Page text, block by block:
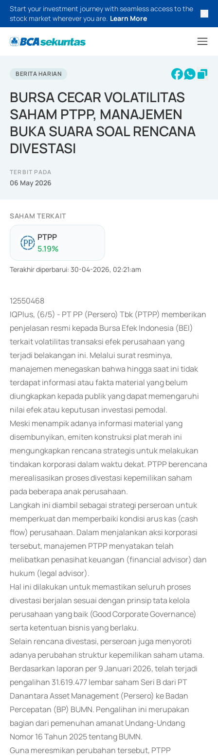
Start your investment journey with seamless access to the
stock market wherever you are. Learn More
BERITA HARIAN
BURSA CECAR VOLATILITAS
SAHAM PTPP, MANAJEMEN
BUKA SUARA SOAL RENCANA
DIVESTASI
TERBIT PADA
06 May 2026
SAHAM TERKAIT
PTPP
5.19%
Terakhir diperbarui: 30-04-2026, 02:21:am
12550468
IQPlus, (6/5) - PT PP (Persero) Tbk (PTPP) memberikan
penjelasan resmi kepada Bursa Efek Indonesia (BEI)
terkait volatilitas transaksi efek perusahaan yang
terjadi belakangan ini. Melalui surat resminya,
manajemen menegaskan bahwa hingga saat ini tidak
terdapat informasi atau fakta material yang belum
diungkapkan kepada publik yang dapat memengaruhi
nilai efek atau keputusan investasi pemodal.
Meski menampik adanya informasi material yang
disembunyikan, emiten konstruksi plat merah ini
mengungkapkan rencana strategis untuk melakukan
tindakan korporasi dalam waktu dekat. PTPP berencana
merealisasikan proses divestasi kepemilikan saham
pada beberapa anak perusahaan.
Langkah ini diambil sebagai strategi perseroan untuk
memperkuat dan memperbaiki kondisi arus kas (cash
flow) perusahaan. Dalam menjalankan aksi korporasi
tersebut, manajemen PTPP menyatakan telah
melibatkan penasihat keuangan (financial advisor) dan
hukum (legal advisor).
Hal ini dilakukan untuk memastikan seluruh proses
divestasi berjalan sesuai dengan prinsip tata kelola
perusahaan yang baik (Good Corporate Governance)
serta ketentuan bisnis yang berlaku.
Selain rencana divestasi, perseroan juga menyoroti
adanya perubahan struktur kepemilikan saham utama.
Berdasarkan laporan per 9 Januari 2026, telah terjadi
pengalihan 31.619.477 lembar saham Seri B dari PT
Danantara Asset Management (Persero) ke Badan
Percepatan (BP) BUMN. Pengalihan ini merupakan
bagian dari pemenuhan amanat Undang-Undang
Nomor 16 Tahun 2025 tentang BUMN.
Guna meresmikan perubahan tersebut, PTPP